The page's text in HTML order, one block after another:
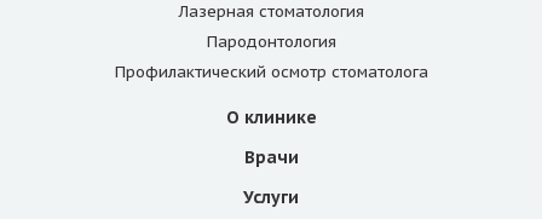
Лазерная стоматология
Пародонтология
Профилактический осмотр стоматолога
О клинике
Врачи
Услуги